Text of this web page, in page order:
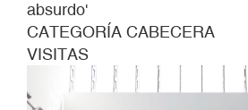
absurdo'
CATEGORÍA CABECERA
VISITAS